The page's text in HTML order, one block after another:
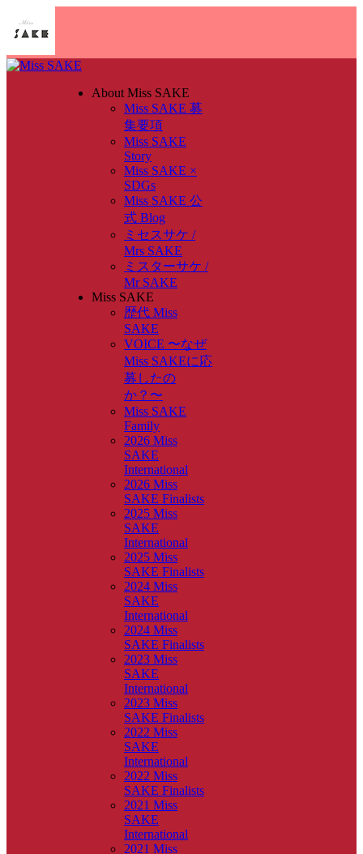
About Miss SAKE
Miss SAKE 募
集要項
Miss SAKE
Story
Miss SAKE ×
SDGs
Miss SAKE 公
式 Blog
ミセスサケ /
Mrs SAKE
ミスターサケ /
Mr SAKE
Miss SAKE
歴代 Miss
SAKE
VOICE 〜なぜ
Miss SAKEに応
募したの
か？〜
Miss SAKE
Family
2026 Miss
SAKE
International
2026 Miss
SAKE Finalists
2025 Miss
SAKE
International
2025 Miss
SAKE Finalists
2024 Miss
SAKE
International
2024 Miss
SAKE Finalists
2023 Miss
SAKE
International
2023 Miss
SAKE Finalists
2022 Miss
SAKE
International
2022 Miss
SAKE Finalists
2021 Miss
SAKE
International
2021 Miss